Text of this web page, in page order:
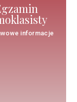
informacje